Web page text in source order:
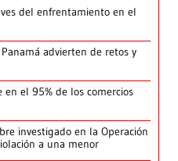
del enfrentamiento en el
advierten de retos y
en el 95% de los comercios
investigado en la Operación
a una menor